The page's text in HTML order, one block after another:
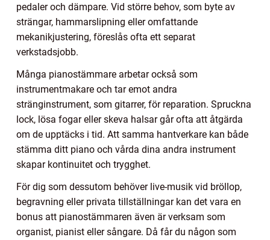
pedaler och dämpare. Vid större behov, som byte av
strängar, hammarslipning eller omfattande
mekanikjustering, föreslås ofta ett separat
verkstadsjobb.
Många pianostämmare arbetar också som
instrumentmakare och tar emot andra
stränginstrument, som gitarrer, för reparation. Spruckna
lock, lösa fogar eller skeva halsar går ofta att åtgärda
om de upptäcks i tid. Att samma hantverkare kan både
stämma ditt piano och vårda dina andra instrument
skapar kontinuitet och trygghet.
För dig som dessutom behöver live-musik vid bröllop,
begravning eller privata tillställningar kan det vara en
bonus att pianostämmaren även är verksam som
organist, pianist eller sångare. Då får du någon som